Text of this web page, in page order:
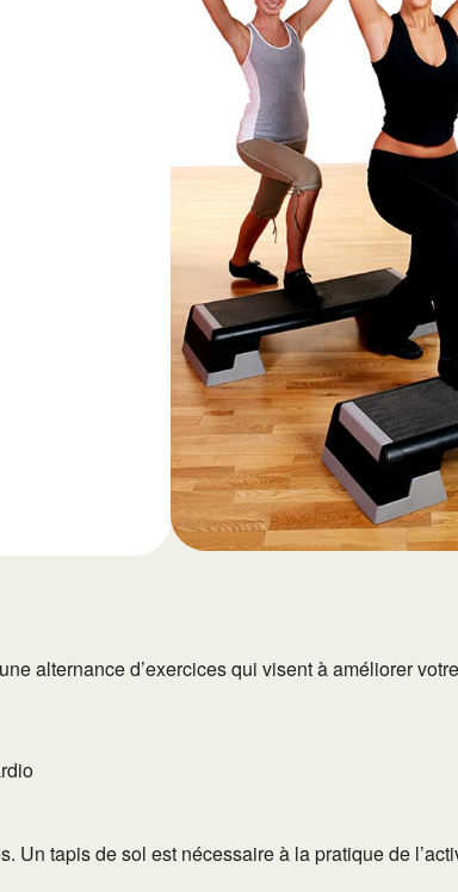
Outlook
alternance d’exercices qui visent à améliorer
tapis de sol est nécessaire à la pratique de